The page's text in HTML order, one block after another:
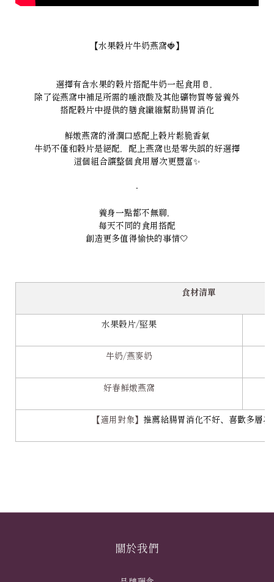
【水果穀片牛奶燕窩🍓】
選擇有含水果的穀片搭配牛奶一起食用🥛，
除了從燕窩中補足所需的唾液酸及其他礦物質等營養外
搭配穀片中提供的膳食纖維幫助腸胃消化
鮮燉燕窩的滑潤口感配上穀片鬆脆香氣
牛奶不僅和穀片是絕配，配上燕窩也是零失誤的好選擇
這個組合讓整個食用層次更豐富✨
-
養身一點都不無聊，
每天不同的食用搭配
創造更多值得愉快的事情🤍
食材清單
水果穀片/堅果
牛奶/燕麥奶
好春鮮燉燕窩
【適用對象】 推薦給腸胃消化不好、喜歡多層
關於我們